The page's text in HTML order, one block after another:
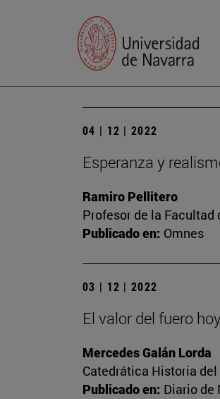
04 | 12 | 2022
Esperanza y
Ramiro Pellitero
Profesor de la Facultad
Publicado en: Omnes
03 | 12 | 2022
El valor del fuero
Mercedes Galán Lorda
Catedrática Historia
Publicado en: Diario de